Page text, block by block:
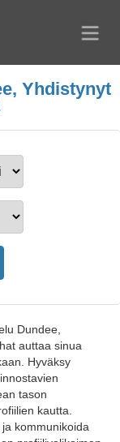
Yhdistynyt
Dundee,
auttaa sinua
Hyväksy
tason
kautta.
kommunikoida